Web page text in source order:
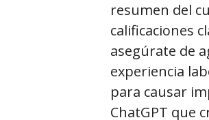
resumen del
calificaciones
asegúrate de
experiencia
para causar
ChatGPT que